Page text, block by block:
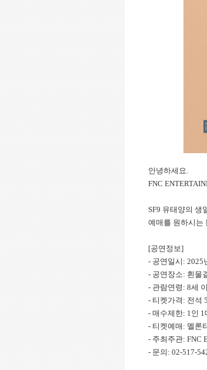
안녕하세요.
FNC
SF9 유태양의 생
예매를 원하시는
[공연정보]
- 공연일시: 2025
- 공연장소: 흰물
- 관람연령: 8세
- 티켓가격: 전석
- 매수제한: 1인
- 티켓예매: 멜론
- 주최주관: FNC
- 문의: 02-517-